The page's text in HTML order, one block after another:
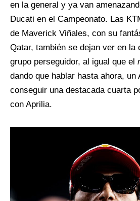
en la general y ya van
Ducati en el Campeonato. Las
de Maverick Viñales, con su
Qatar, también se dejan ver en la
grupo perseguidor, al igual que el
dando que hablar hasta ahora, un
conseguir una destacada cuarta
con Aprilia.